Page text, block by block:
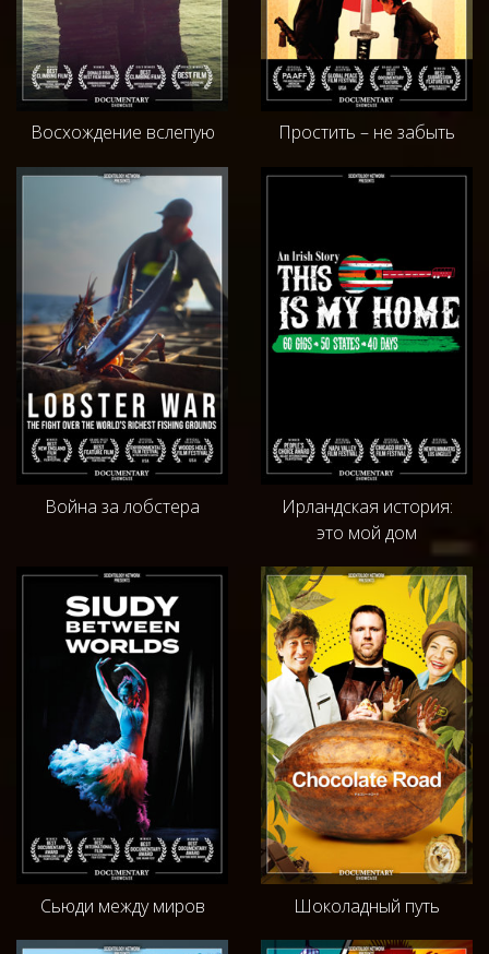
Восхождение вслепую Простить – не забыть
Война за лобстера
Ирландская история:
это мой дом
Сьюди между миров Шоколадный путь